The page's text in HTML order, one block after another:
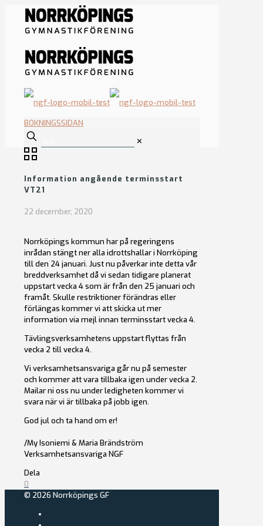
BOKNINGSSIDAN
✕
Information angående terminsstart
VT21
22 december, 2020
Norrköpings kommun har på regeringens
inrådan stängt ner alla idrottshallar i Norrköping
till den 24 januari. Just nu påverkar inte detta vår
breddverksamhet då vi sedan tidigare planerat
uppstart vecka 4 som är från den 25 januari och
framåt. Skulle restriktioner förändras eller
förlängas kommer vi att skicka ut mer
information via mejl innan terminsstart vecka 4.
Tävlingsverksamhetens uppstart flyttas från
vecka 2 till vecka 4.
Vi verksamhetsansvariga går nu på semester
och kommer att vara tillbaka igen under vecka 2.
Mailar ni oss nu under ledigheten kommer vi
svara när vi är tillbaka på jobb igen.
God jul och ta hand om er!
/My Isoniemi & Maria Brändström
Verksamhetsansvariga NGF
Dela
0
© 2026 Norrköpings GF